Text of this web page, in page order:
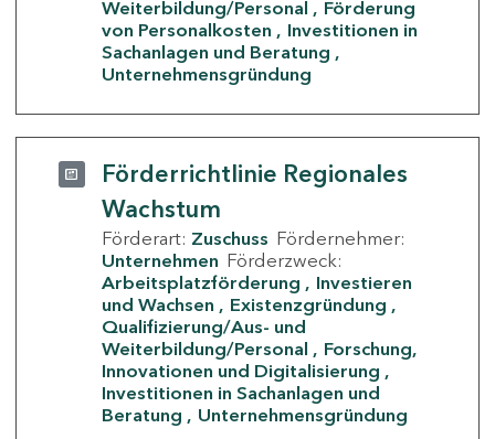
Weiterbildung/Personal
Förderung
von Personalkosten
Investitionen in
Sachanlagen und Beratung
Unternehmensgründung
Förderrichtlinie Regionales
Wachstum
Förderart: Zuschuss Fördernehmer:
Unternehmen Förderzweck:
Arbeitsplatzförderung
Investieren
und Wachsen
Existenzgründung
Qualifizierung/Aus- und
Weiterbildung/Personal
Forschung,
Innovationen und Digitalisierung
Investitionen in Sachanlagen und
Beratung
Unternehmensgründung